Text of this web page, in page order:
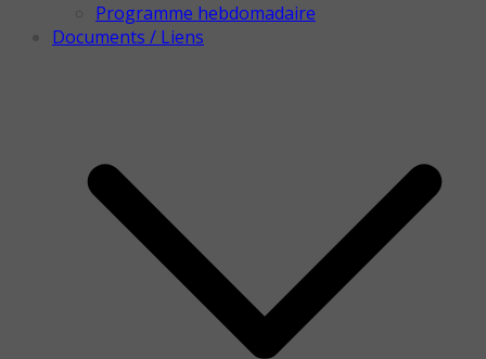
Programme hebdomadaire
Documents / Liens